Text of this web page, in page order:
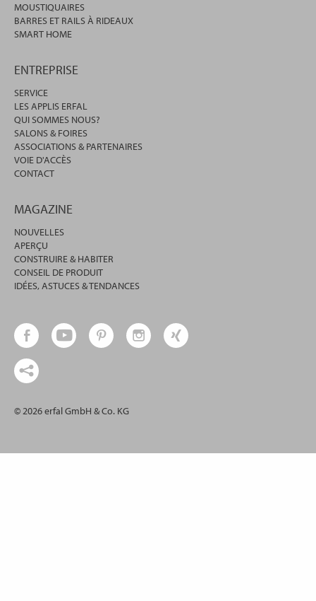
MOUSTIQUAIRES
BARRES ET RAILS À RIDEAUX
SMART HOME
ENTREPRISE
SERVICE
LES APPLIS ERFAL
QUI SOMMES NOUS?
SALONS & FOIRES
ASSOCIATIONS & PARTENAIRES
VOIE D'ACCÈS
CONTACT
MAGAZINE
NOUVELLES
APERÇU
CONSTRUIRE & HABITER
CONSEIL DE PRODUIT
IDÉES, ASTUCES & TENDANCES
© 2026 erfal GmbH & Co. KG